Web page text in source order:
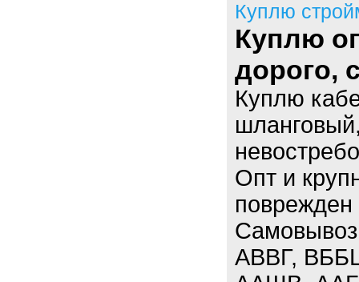
Куплю
Куплю
дорого,
Куплю
Опт и
поврежден
АВВГ,